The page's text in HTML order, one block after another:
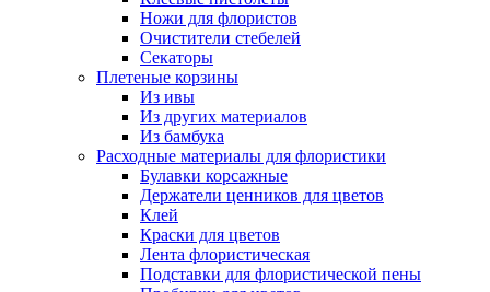
Ножи для флористов
Очистители стебелей
Секаторы
Плетеные корзины
Из ивы
Из других материалов
Из бамбука
Расходные материалы для флористики
Булавки корсажные
Держатели ценников для цветов
Клей
Краски для цветов
Лента флористическая
Подставки для флористической пены